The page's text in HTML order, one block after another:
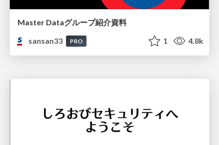
Master Dataグループ紹介資料
sansan33
PRO 1 4.8k